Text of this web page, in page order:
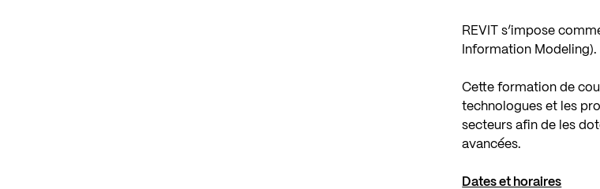
REVIT s’impose
Information Modeling).
Cette formation de
technologues et les
secteurs afin de les
avancées.
Dates et horaires